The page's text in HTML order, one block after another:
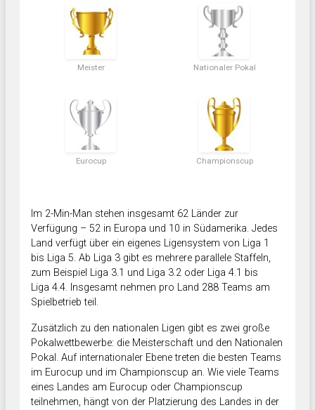
Meister Nationaler Pokal
Eurocup Championscup
Im 2-Min-Man stehen insgesamt 62 Länder zur
Verfügung – 52 in Europa und 10 in Südamerika. Jedes
Land verfügt über ein eigenes Ligensystem von Liga 1
bis Liga 5. Ab Liga 3 gibt es mehrere parallele Staffeln,
zum Beispiel Liga 3.1 und Liga 3.2 oder Liga 4.1 bis
Liga 4.4. Insgesamt nehmen pro Land 288 Teams am
Spielbetrieb teil.
Zusätzlich zu den nationalen Ligen gibt es zwei große
Pokalwettbewerbe: die Meisterschaft und den Nationalen
Pokal. Auf internationaler Ebene treten die besten Teams
im Eurocup und im Championscup an. Wie viele Teams
eines Landes am Eurocup oder Championscup
teilnehmen, hängt von der Platzierung des Landes in der